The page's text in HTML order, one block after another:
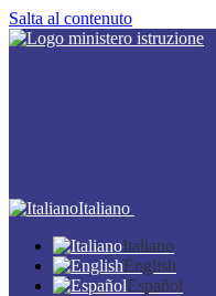
Salta al contenuto
Italiano
Italiano
English
Español